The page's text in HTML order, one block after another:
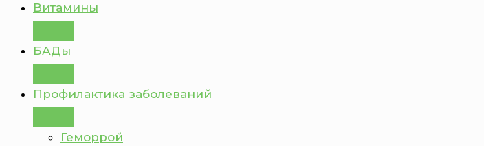
Витамины
БАДы
Профилактика заболеваний
Геморрой